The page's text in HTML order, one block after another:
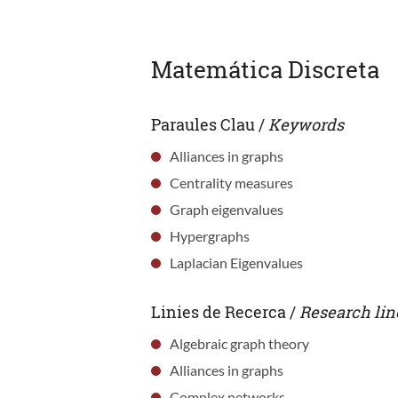
Matemática Discreta
Paraules Clau / Keywords
Alliances in graphs
Centrality measures
Graph eigenvalues
Hypergraphs
Laplacian Eigenvalues
Linies de Recerca / Research
Algebraic graph theory
Alliances in graphs